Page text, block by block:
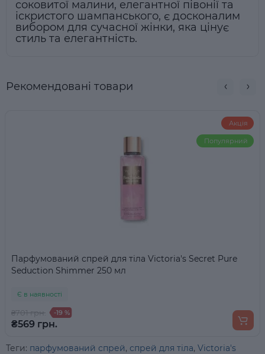
соковитої малини, елегантної півонії та
іскристого шампанського, є досконалим
вибором для сучасної жінки, яка цінує
стиль та елегантність.
Рекомендовані товари
Акція
Популярний
Парфумований спрей для тіла Victoria's Secret Pure
Seduction Shimmer 250 мл
Є в наявності
₴701 грн. -19 %
₴569 грн.
Теги: парфумований спрей, спрей для тіла, Victoria's